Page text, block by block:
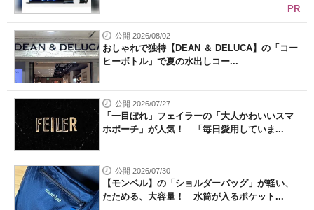
PR
公開 2026/08/02
おしゃれで独特【DEAN ＆ DELUCA】の「コー
ヒーボトル」で夏の水出しコー...
公開 2026/07/27
「一目ぼれ」フェイラーの「大人かわいいスマ
ホポーチ」が人気！ 「毎日愛用していま...
公開 2026/07/30
【モンベル】の「ショルダーバッグ」が軽い、
たためる、大容量！ 水筒が入るポケット...